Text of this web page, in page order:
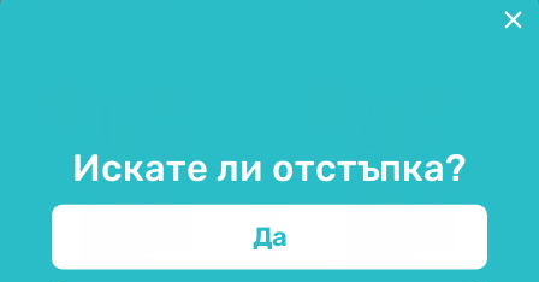
Искате ли отстъпка?
Да